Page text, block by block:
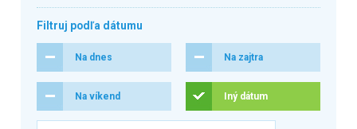
Filtruj podľa dátumu
Na dnes Na zajtra
Na víkend Iný dátum